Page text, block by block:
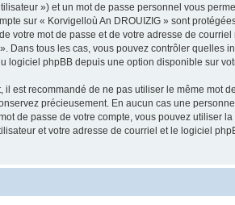
») et un mot de passe personnel vous
sur « Korvigelloù An DROUIZIG » sont
votre mot de passe et de votre adresse de
tous les cas, vous pouvez contrôler quelles
phpBB depuis une option disponible sur
est recommandé de ne pas utiliser le même mot
précieusement. En aucun cas une
de passe de votre compte, vous pouvez utiliser
et votre adresse de courriel et le logiciel